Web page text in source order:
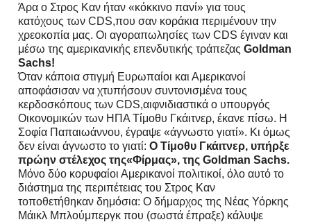
Άρα ο Στρος Καν ήταν «κόκκινο πανί» για τους
κατόχους των CDS,που σαν κοράκια περιμένουν την
χρεοκοπία μας. Οι αγοραπωλησίες των CDS έγιναν και
μέσω της αμερικανικής επενδυτικής τράπεζας Goldman
Sachs!
Όταν κάποια στιγμή Ευρωπαίοι και Αμερικανοί
αποφάσισαν να χτυπήσουν συντονισμένα τους
κερδοσκόπους των CDS,αιφνιδιαστικά ο υπουργός
Οικονομικών των ΗΠΑ Τίμοθυ Γκάιτνερ, έκανε πίσω. Η
Σοφία Παπαιωάννου, έγραψε «άγνωστο γιατί». Κι όμως
δεν είναι άγνωστο το γιατί: O Τίμοθυ Γκάιτνερ, υπήρξε
πρώην στέλεχος της«Φίρμας», της Goldman Sachs.
Μόνο δύο κορυφαίοι Αμερικανοί πολιτικοί, όλο αυτό το
διάστημα της περιπέτειας του Στρος Καν
τοποθετήθηκαν δημόσια: Ο δήμαρχος της Νέας Υόρκης
Μάικλ Μπλούμπεργκ που (σωστά έπραξε) κάλυψε